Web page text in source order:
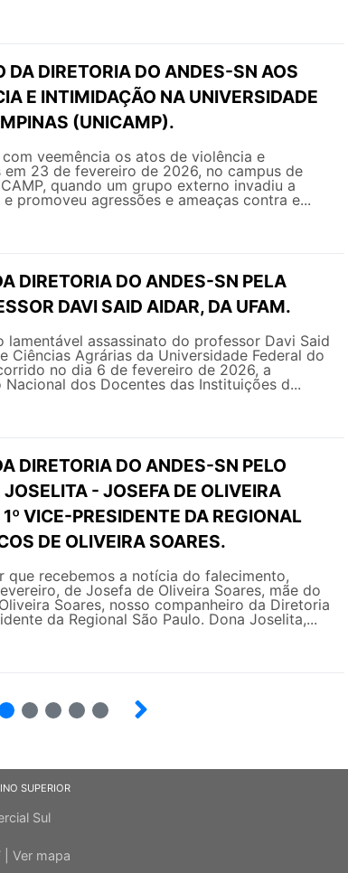
DA DIRETORIA DO ANDES-SN AOS
E INTIMIDAÇÃO NA UNIVERSIDADE
(UNICAMP).
veemência os atos de violência e
23 de fevereiro de 2026, no campus de
quando um grupo externo invadiu a
promoveu agressões e ameaças contra e...
DIRETORIA DO ANDES-SN PELA
DAVI SAID AIDAR, DA UFAM.
lamentável assassinato do professor Davi Said
Ciências Agrárias da Universidade Federal do
no dia 6 de fevereiro de 2026, a
dos Docentes das Instituições d...
DIRETORIA DO ANDES-SN PELO
- JOSEFA DE OLIVEIRA
VICE-PRESIDENTE DA REGIONAL
DE OLIVEIRA SOARES.
que recebemos a notícia do falecimento,
de Josefa de Oliveira Soares, mãe do
Soares, nosso companheiro da Diretoria
da Regional São Paulo. Dona Joselita,...
SUPERIOR
Sul
Ver mapa